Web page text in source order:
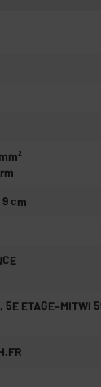
cm
5E ETAGE–MITWI